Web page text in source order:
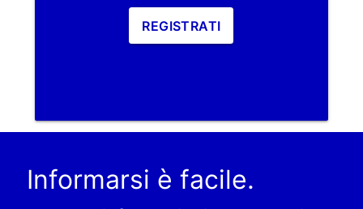
REGISTRATI
Informarsi è facile.